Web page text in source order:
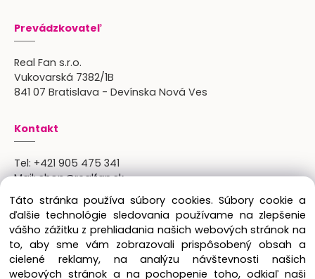
Prevádzkovateľ
Real Fan s.r.o.
Vukovarská 7382/1B
841 07 Bratislava - Devínska Nová Ves
Kontakt
Tel: +421 905 475 341
Mail:shop@realfan.sk
Zákaznícka linka: 9:00-18:00
Osobný odber: po predchádajúcom dohovore
Copyright © 2024 Real Fan s.r.o., všetky práva
Táto stránka používa súbory cookies. Súbory cookie a
ďalšie technológie sledovania používame na zlepšenie
vášho zážitku z prehliadania našich webových stránok na
to, aby sme vám zobrazovali prispôsobený obsah a
cielené reklamy, na analýzu návštevnosti našich
webových stránok a na pochopenie toho, odkiaľ naši